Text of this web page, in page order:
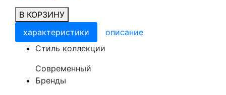
В КОРЗИНУ
характеристики
описание
Cтиль коллекции
Современный
Бренды